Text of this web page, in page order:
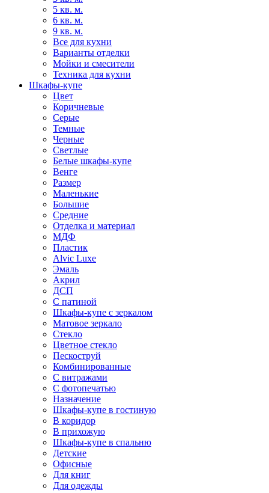
5 кв. м.
6 кв. м.
9 кв. м.
Все для кухни
Варианты отделки
Мойки и смесители
Техника для кухни
Шкафы-купе
Цвет
Коричневые
Серые
Темные
Черные
Светлые
Белые шкафы-купе
Венге
Размер
Маленькие
Большие
Средние
Отделка и материал
МДФ
Пластик
Alvic Luxe
Эмаль
Акрил
ДСП
С патиной
Шкафы-купе с зеркалом
Матовое зеркало
Стекло
Цветное стекло
Пескоструй
Комбинированные
С витражами
С фотопечатью
Назначение
Шкафы-купе в гостиную
В коридор
В прихожую
Шкафы-купе в спальню
Детские
Офисные
Для книг
Для одежды